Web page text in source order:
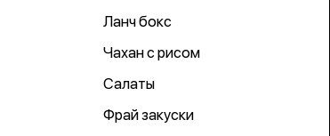
Ланч бокс
Чахан с рисом
Салаты
Фрай закуски